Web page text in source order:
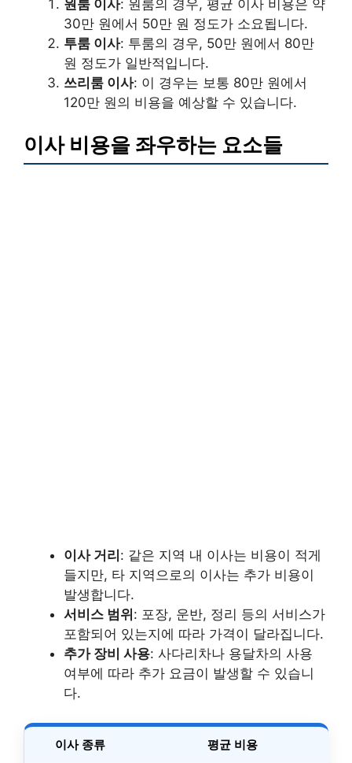
원룸 이사: 원룸의 경우, 평균 이사 비용은 약
30만 원에서 50만 원 정도가 소요됩니다.
투룸 이사: 투룸의 경우, 50만 원에서 80만
원 정도가 일반적입니다.
쓰리룸 이사: 이 경우는 보통 80만 원에서
120만 원의 비용을 예상할 수 있습니다.
이사 비용을 좌우하는 요소들
이사 거리: 같은 지역 내 이사는 비용이 적게
들지만, 타 지역으로의 이사는 추가 비용이
발생합니다.
서비스 범위: 포장, 운반, 정리 등의 서비스가
포함되어 있는지에 따라 가격이 달라집니다.
추가 장비 사용: 사다리차나 용달차의 사용
여부에 따라 추가 요금이 발생할 수 있습니
다.
이사 종류 평균 비용